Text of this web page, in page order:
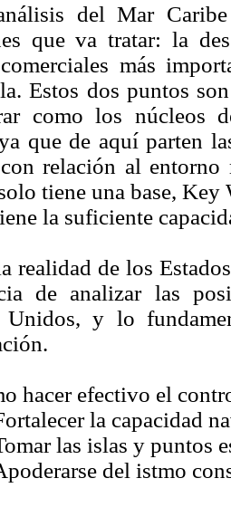
del Mar
que va tratar: la
más
Estos dos puntos
como los núcleos
que de aquí parten
relación al entorno
tiene una base, Key
la suficiente
realidad de los
de analizar las
Unidos, y lo
hacer efectivo el
la capacidad
las islas y puntos
del istmo